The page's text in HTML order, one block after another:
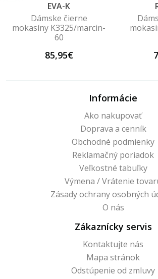
EVA-K
Dámske čierne
mokasíny K3325/marcin-
60
85,95€
Informácie
Ako nakupovať
Doprava a cenník
Obchodné podmienky
Reklamačný poriadok
Veľkostné tabuľky
Výmena / Vrátenie
Zásady ochrany osobných
O nás
Zákaznícky servis
Kontaktujte nás
Mapa stránok
Odstúpenie od zmluvy